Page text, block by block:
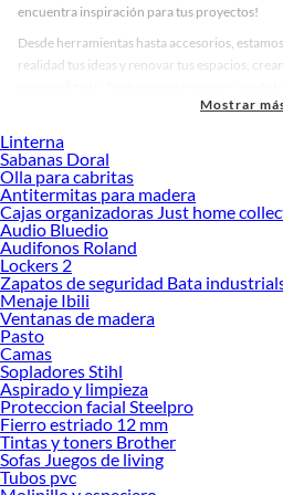
encuentra inspiración para tus proyectos!
Desde herramientas hasta accesorios,
realidad tus ideas y renovar tus espacios,
accesorios de calidad que te ayudarán a crear
Desde remodelaciones hasta proyectos de
tus ideas realidad. ¡Visítanos y encuentra
Pastelones y Adoquines!
Explora la variedad de productos de
Herramientas, materiales y accesorios de
renovación de espacios. ¡Visítanos y descubre
ofrecerte!
Encuentra una amplia variedad de productos
Sodimac. Encuentra todo lo necesario para
decoración. ¡Visítanos y haz tus ideas realidad!
Mostrar
Linterna
Sabanas Doral
Olla para cabritas
Antitermitas para madera
Cajas organizadoras Just home
Audio Bluedio
Audifonos Roland
Lockers 2
Zapatos de seguridad Bata
Menaje Ibili
Ventanas de madera
Pasto
Camas
Sopladores Stihl
Aspirado y limpieza
Proteccion facial Steelpro
Fierro estriado 12 mm
Tintas y toners Brother
Sofas Juegos de living
Tubos pvc